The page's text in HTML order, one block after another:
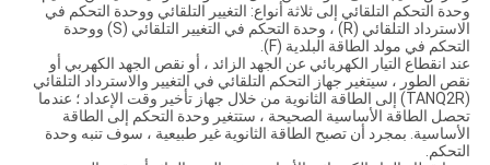
وحدة التحكم التلقائي إلى ثلاثة أنواع: التغيير التلقائي ووحدة التحكم في
الاسترداد التلقائي (R) ، وحدة التحكم في التغيير التلقائي (S) ووحدة
التحكم في مولد الطاقة البلدية (F).
عند انقطاع التيار الكهربائي عن الجهد الزائد ، أو نقص الجهد الكهربي أو
نقص الطور ، سيتغير جهاز التحكم التلقائي في التغيير والاسترداد التلقائي
(TANQ2R) إلى الطاقة الثانوية من خلال جهاز تأخير وقت الإعداد ؛ عندما
تحصل الطاقة الأساسية الصحيحة ، ستتغير وحدة التحكم إلى الطاقة
الأساسية. بمجرد أن تصبح الطاقة الثانوية غير طبيعية ، سوف تنبه وحدة
التحكم.